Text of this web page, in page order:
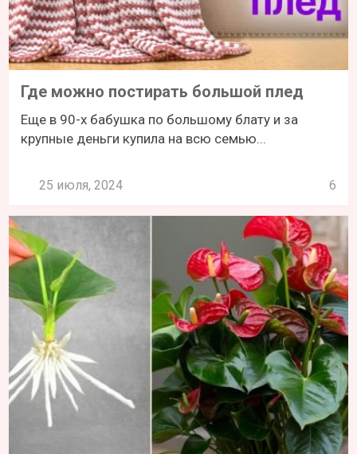
Где можно постирать большой плед
Еще в 90-х бабушка по большому блату и за
крупные деньги купила на всю семью...
25 июля, 2024 6